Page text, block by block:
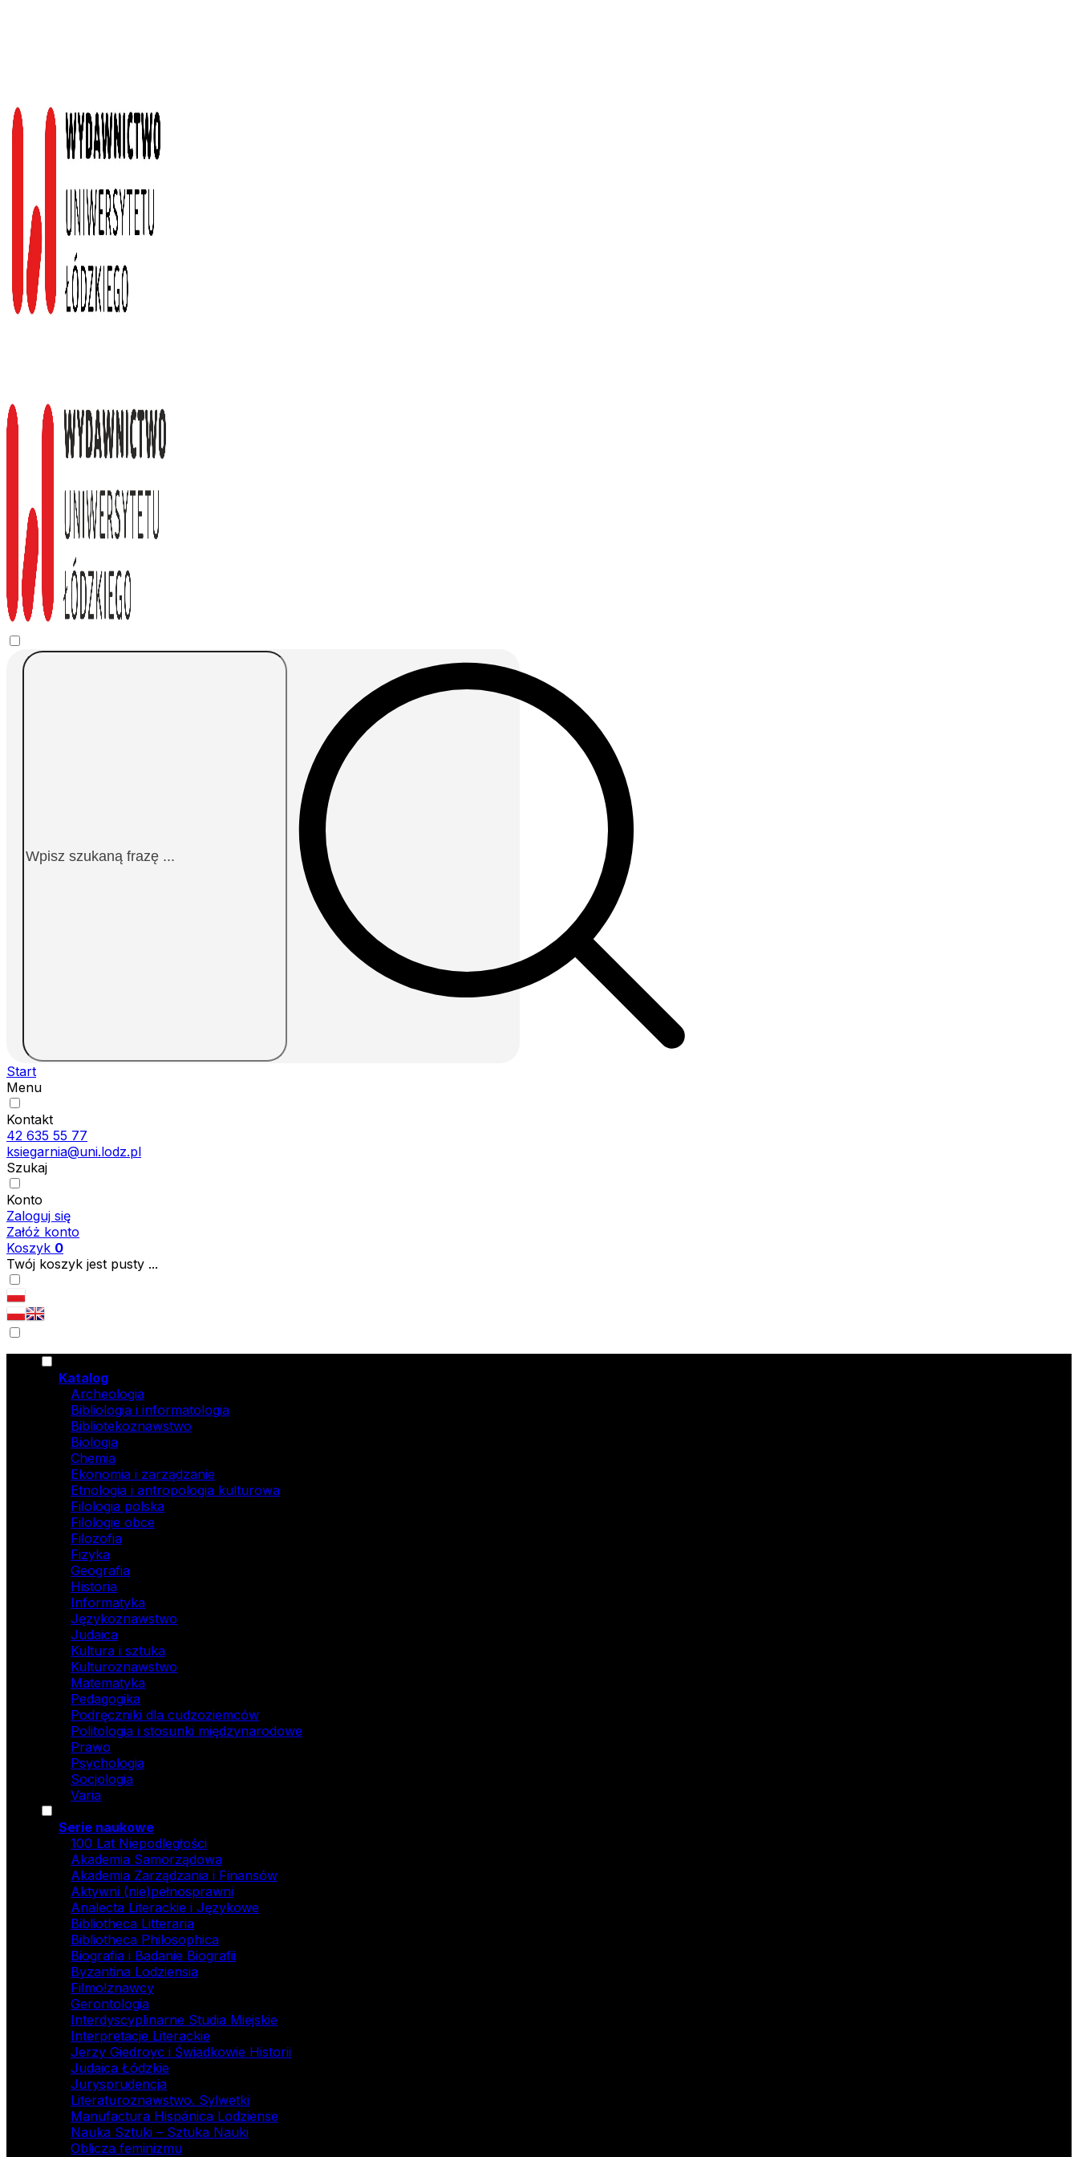
Start
Menu
Kontakt
42 635 55 77
ksiegarnia@uni.lodz.pl
Szukaj
Konto
Zaloguj się
Załóż konto
Koszyk 0
Twój koszyk jest pusty ...
Katalog
Archeologia
Bibliologia i informatologia
Bibliotekoznawstwo
Biologia
Chemia
Ekonomia i zarządzanie
Etnologia i antropologia kulturowa
Filologia polska
Filologie obce
Filozofia
Fizyka
Geografia
Historia
Informatyka
Językoznawstwo
Judaica
Kultura i sztuka
Kulturoznawstwo
Matematyka
Pedagogika
Podręczniki dla cudzoziemców
Politologia i stosunki międzynarodowe
Prawo
Psychologia
Socjologia
Varia
Serie naukowe
100 Lat Niepodległości
Akademia Samorządowa
Akademia Zarządzania i Finansów
Aktywni (nie)pełnosprawni
Analecta Literackie i Językowe
Bibliotheca Litteraria
Bibliotheca Philosophica
Biografia i Badanie Biografii
Byzantina Lodziensia
Filmo!znawcy
Gerontologia
Interdyscyplinarne Studia Miejskie
Interpretacje Literackie
Jerzy Giedroyc i Świadkowie Historii
Judaica Łódzkie
Jurysprudencja
Literaturoznawstwo. Sylwetki
Manufactura Hispánica Lodziense
Nauka Sztuki – Sztuka Nauki
Oblicza feminizmu